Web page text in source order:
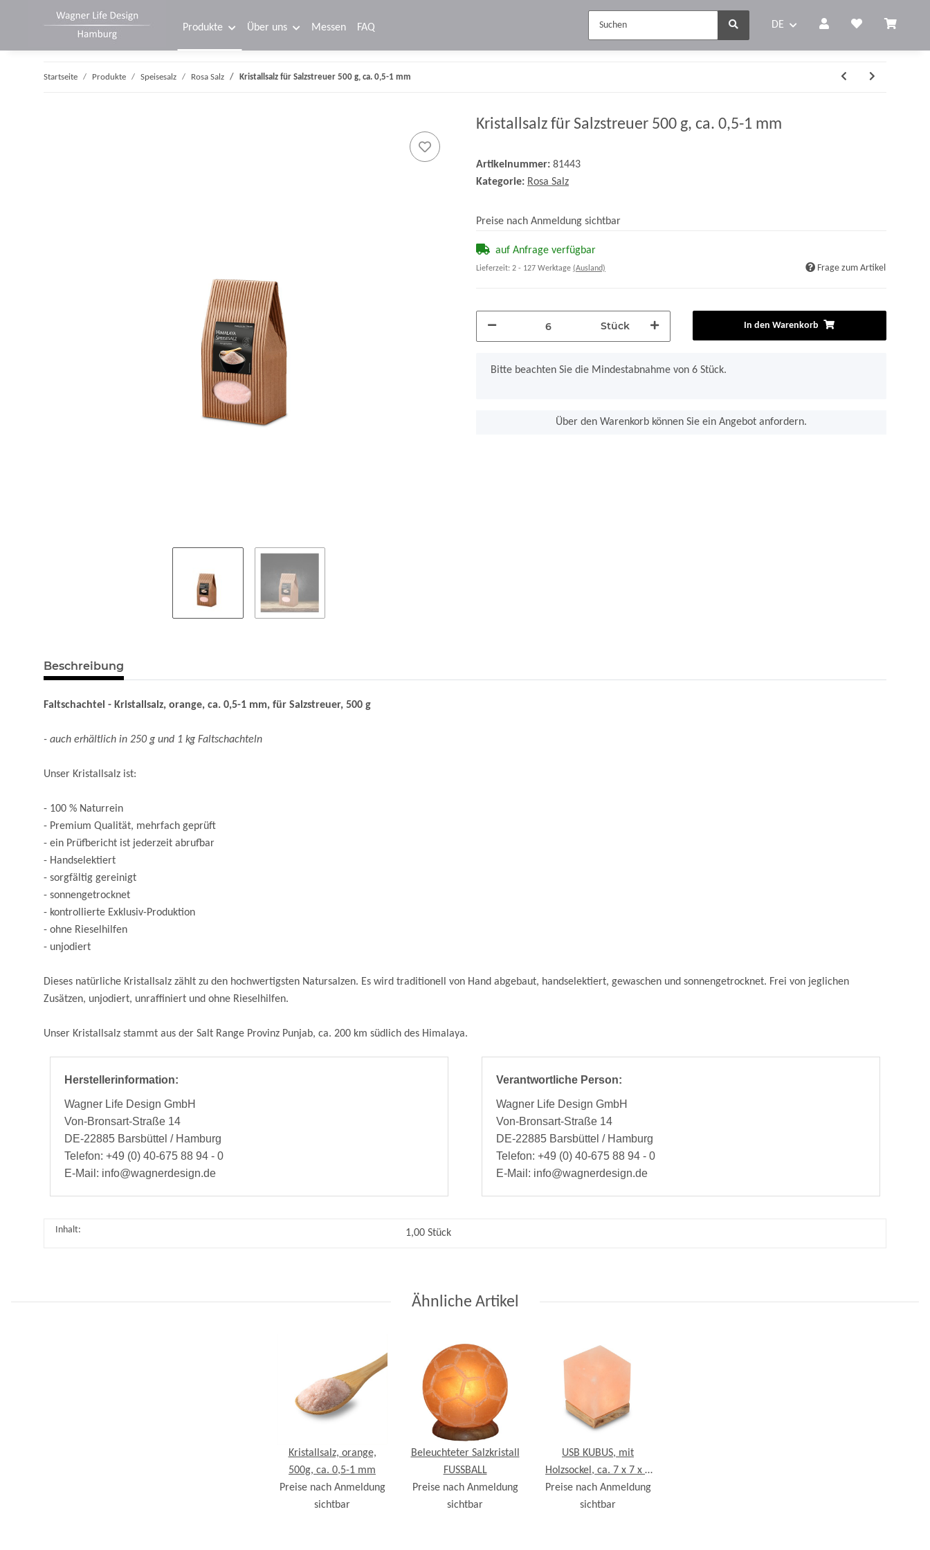
DE
Produkte Über uns Messen FAQ
Startseite Produkte Speisesalz Rosa Salz Kristallsalz für Salzstreuer 500 g, ca. 0,5-1 mm
Kristallsalz für Salzstreuer 500 g, ca. 0,5-1 mm
Artikelnummer: 81443
Kategorie: Rosa Salz
Preise nach Anmeldung sichtbar
auf Anfrage verfügbar
Lieferzeit: 2 - 127 Werktage (Ausland) Frage zum Artikel
Stück In den Warenkorb
xBitte beachten Sie die Mindestabnahme von 6 Stück.
Über den Warenkorb können Sie ein Angebot anfordern.
Beschreibung
Faltschachtel - Kristallsalz, orange, ca. 0,5-1 mm, für Salzstreuer, 500 g
- auch erhältlich in 250 g und 1 kg Faltschachteln
Unser Kristallsalz ist:
- 100 % Naturrein
- Premium Qualität, mehrfach geprüft
- ein Prüfbericht ist jederzeit abrufbar
- Handselektiert
- sorgfältig gereinigt
- sonnengetrocknet
- kontrollierte Exklusiv-Produktion
- ohne Rieselhilfen
- unjodiert
Dieses natürliche Kristallsalz zählt zu den hochwertigsten Natursalzen. Es wird traditionell von Hand abgebaut, handselektiert, gewaschen und sonnengetrocknet. Frei von jeglichen
Zusätzen, unjodiert, unraffiniert und ohne Rieselhilfen.
Unser Kristallsalz stammt aus der Salt Range Provinz Punjab, ca. 200 km südlich des Himalaya.
Herstellerinformation:
Wagner Life Design GmbH
Von-Bronsart-Straße 14
DE-22885 Barsbüttel / Hamburg
Telefon: +49 (0) 40-675 88 94 - 0
E-Mail: info@wagnerdesign.de
Verantwortliche Person:
Wagner Life Design GmbH
Von-Bronsart-Straße 14
DE-22885 Barsbüttel / Hamburg
Telefon: +49 (0) 40-675 88 94 - 0
E-Mail: info@wagnerdesign.de
Inhalt: 1,00 Stück
Ähnliche Artikel
Kristallsalz, orange,
500g, ca. 0,5-1 mm
Preise nach Anmeldung
sichtbar
Beleuchteter Salzkristall
FUSSBALL
Preise nach Anmeldung
sichtbar
USB KUBUS, mit
Holzsockel, ca. 7 x 7 x 9
cm
Preise nach Anmeldung
sichtbar